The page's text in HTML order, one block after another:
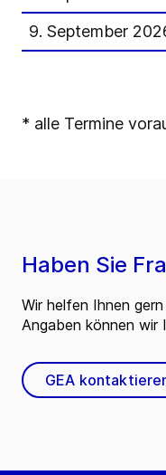
9. September
* alle Termine
Haben Sie
Wir helfen Ihnen
Angaben können
GEA